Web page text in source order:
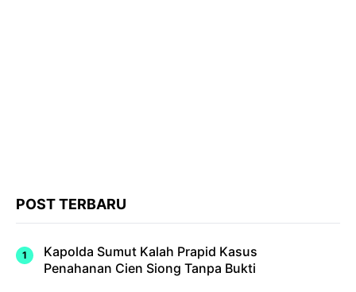
POST TERBARU
Kapolda Sumut Kalah Prapid Kasus
Penahanan Cien Siong Tanpa Bukti